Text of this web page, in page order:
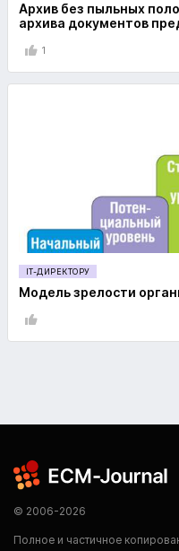
Архив без пыльных
архива документов
1
IT-ДИРЕКТОРУ
Модель зрелости
© 2006-2026
Полное и частичное